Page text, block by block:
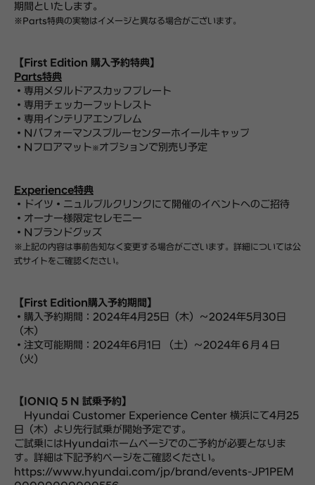
期間といたします。
※Parts特典の実物はイメージと異なる場合がございます。
【First Edition 購入予約特典】
Parts特典
・専用メタルドアスカッフプレート
・専用チェッカーフットレスト
・専用インテリアエンブレム
・Nパフォーマンスブルーセンターホイールキャップ
・Nフロアマット※オプションで別売り予定
Experience特典
・ドイツ・ニュルブルクリンクにて開催のイベントへのご招待
・オーナー様限定セレモニー
・Nブランドグッズ
※上記の内容は事前告知なく変更する場合がございます。詳細については公
式サイトをご確認ください。
【First Edition購入予約期間】
・購入予約期間：2024年4月25日（木）～2024年5月30日
（木）
・注文可能期間：2024年6月1日 （土）～2024年６月４日
（火）
【IONIQ 5 N 試乗予約】
Hyundai Customer Experience Center 横浜にて4月25
日（木）より先行試乗が開始予定です。
ご試乗にはHyundaiホームページでのご予約が必要となりま
す。詳細は下記予約ページをご確認ください。
https://www.hyundai.com/jp/brand/events-JP1PEM